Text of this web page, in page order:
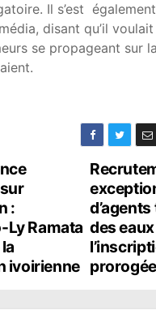
Il s’est
disant qu’il
se propageant sur
des
prorogée
:
Ly Ramata
ivoirienne